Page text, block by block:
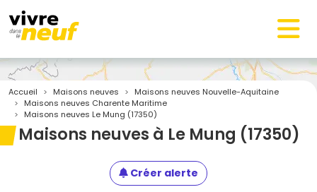
Accueil Maisons neuves
Maisons neuves Nouvelle-Aquitaine
Maisons neuves Charente Maritime
Maisons neuves Le Mung (17350)
Maisons neuves à Le Mung (17350)
Créer alerte